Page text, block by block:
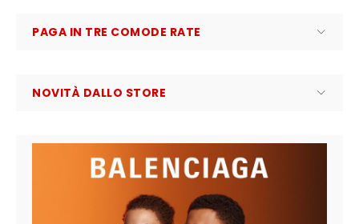
PAGA IN TRE COMODE RATE
NOVITÀ DALLO STORE